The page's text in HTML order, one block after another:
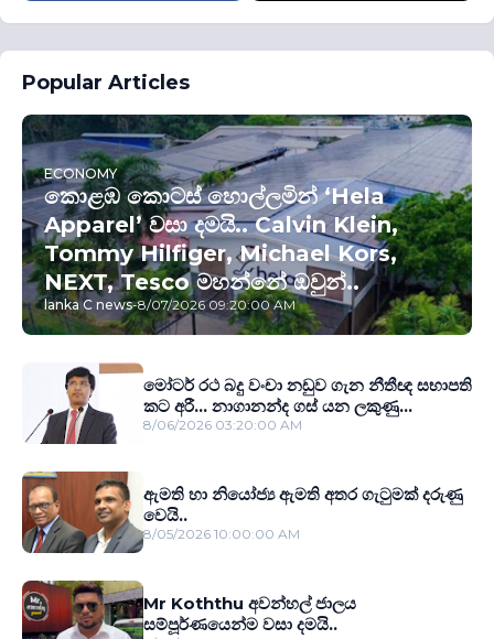
Popular Articles
ECONOMY
කොළඹ කොටස් හොල්ලමින් ‘Hela
Apparel’ වසා දමයි.. Calvin Klein,
Tommy Hilfiger, Michael Kors,
NEXT, Tesco මහන්නේ ඔවුන්..
lanka C news-8/07/2026 09:20:00 AM
මෝටර් රථ බදු වංචා නඩුව ගැන නීතීඥ සභාපති
කට අරී... නාගානන්ද ගස් යන ලකුණු...
8/06/2026 03:20:00 AM
ඇමති හා නියෝජ්‍ය ඇමති අතර ගැටුමක් දරුණු
වෙයි..
8/05/2026 10:00:00 AM
Mr Koththu අවන්හල් ජාලය
සම්පූර්ණයෙන්ම වසා දමයි..